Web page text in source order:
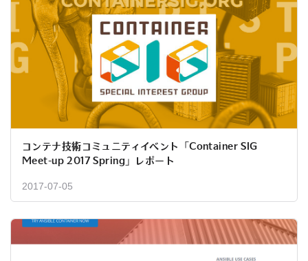
コンテナ技術コミュニティイベント「Container SIG
Meet-up 2017 Spring」レポート
2017-07-05